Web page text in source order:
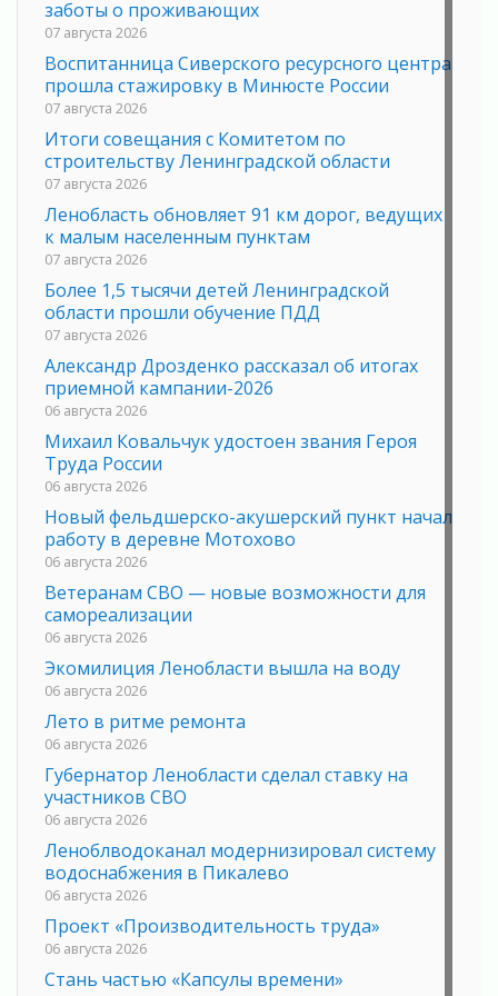
заботы о проживающих
07 августа 2026
Воспитанница Сиверского ресурсного центра
прошла стажировку в Минюсте России
07 августа 2026
Итоги совещания с Комитетом по
строительству Ленинградской области
07 августа 2026
Ленобласть обновляет 91 км дорог, ведущих
к малым населенным пунктам
07 августа 2026
Более 1,5 тысячи детей Ленинградской
области прошли обучение ПДД
07 августа 2026
Александр Дрозденко рассказал об итогах
приемной кампании-2026
06 августа 2026
Михаил Ковальчук удостоен звания Героя
Труда России
06 августа 2026
Новый фельдшерско-акушерский пункт начал
работу в деревне Мотохово
06 августа 2026
Ветеранам СВО — новые возможности для
самореализации
06 августа 2026
Экомилиция Ленобласти вышла на воду
06 августа 2026
Лето в ритме ремонта
06 августа 2026
Губернатор Ленобласти сделал ставку на
участников СВО
06 августа 2026
Леноблводоканал модернизировал систему
водоснабжения в Пикалево
06 августа 2026
Проект «Производительность труда»
06 августа 2026
Стань частью «Капсулы времени»